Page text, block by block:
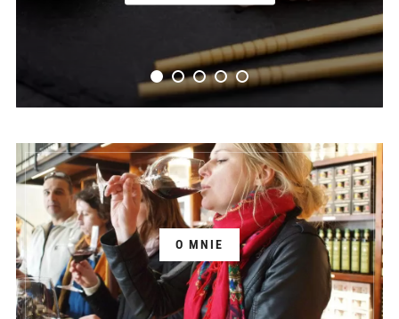
O MNIE